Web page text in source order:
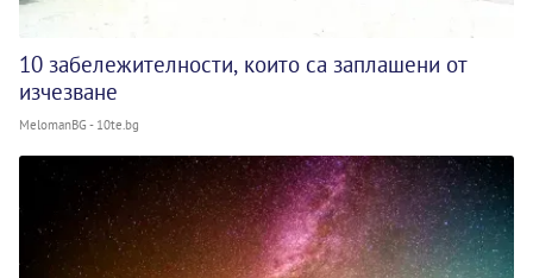
10 забележителности, които са заплашени от
изчезване
MelomanBG - 10te.bg